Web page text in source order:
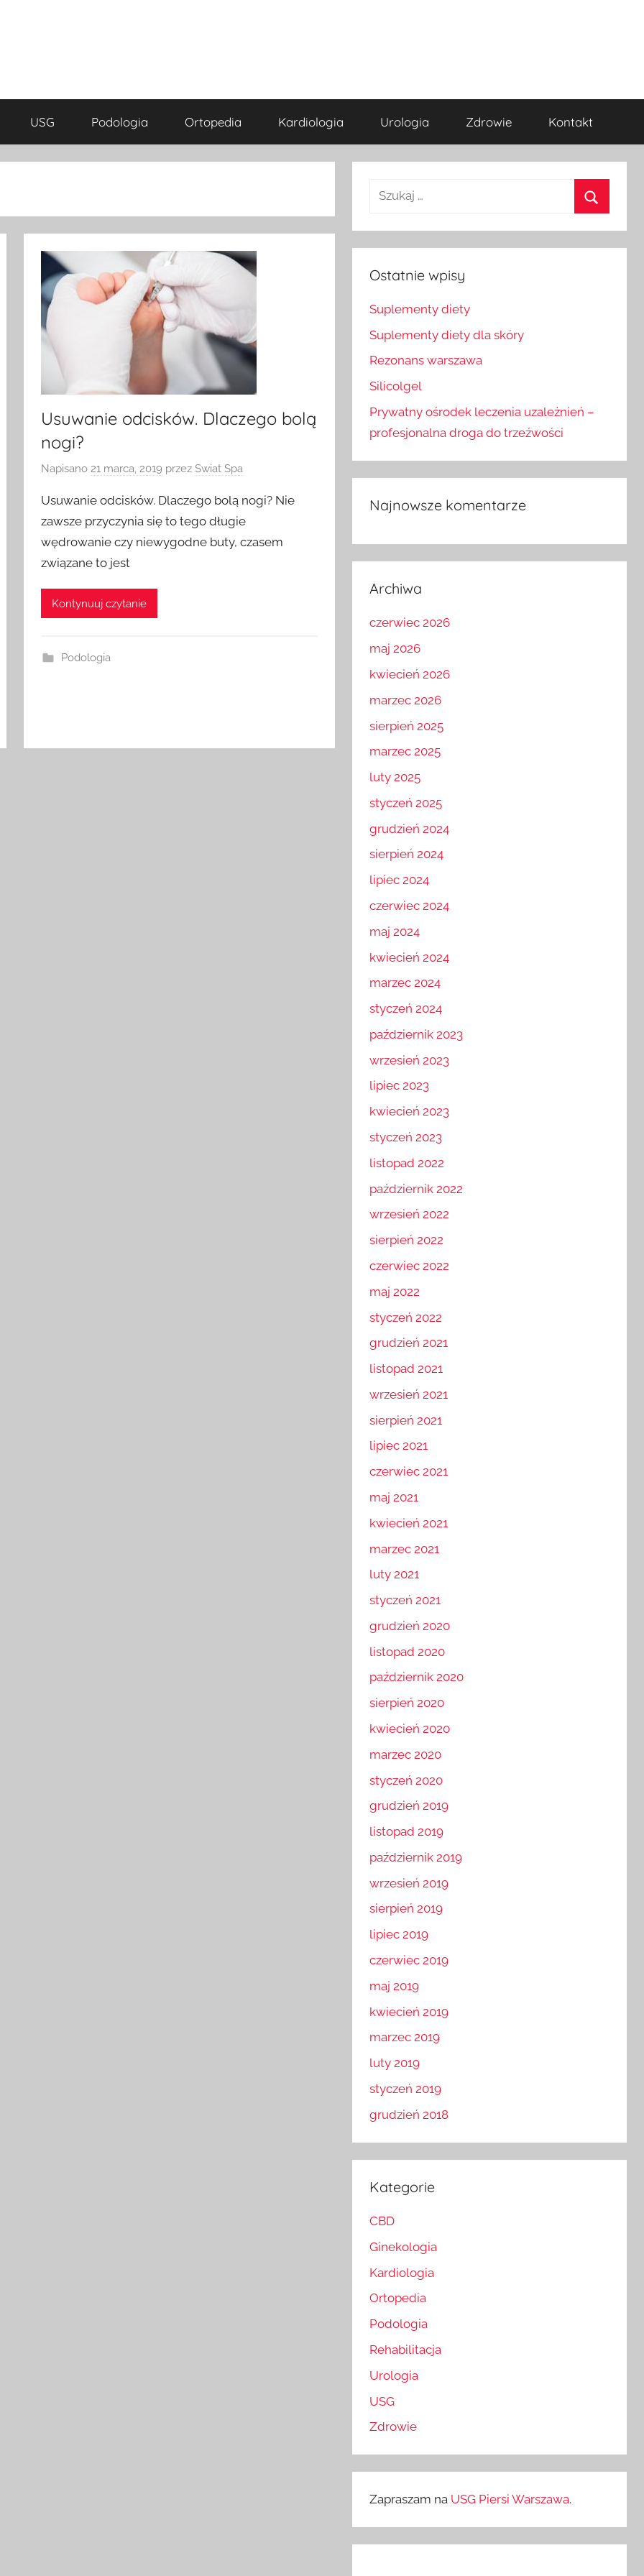
USG Podologia Ortopedia Kardiologia Urologia Zdrowie Kontakt
Usuwanie odcisków. Dlaczego bolą
nogi?
Napisano21 marca, 2019 przezSwiat Spa
Usuwanie odcisków. Dlaczego bolą nogi? Nie
zawsze przyczynia się to tego długie
wędrowanie czy niewygodne buty, czasem
związane to jest
Kontynuuj czytanie
Podologia
Szukaj
Ostatnie wpisy
Suplementy diety
Suplementy diety dla skóry
Rezonans warszawa
Silicolgel
Prywatny ośrodek leczenia uzależnień –
profesjonalna droga do trzeźwości
Najnowsze komentarze
Archiwa
czerwiec 2026
maj 2026
kwiecień 2026
marzec 2026
sierpień 2025
marzec 2025
luty 2025
styczeń 2025
grudzień 2024
sierpień 2024
lipiec 2024
czerwiec 2024
maj 2024
kwiecień 2024
marzec 2024
styczeń 2024
październik 2023
wrzesień 2023
lipiec 2023
kwiecień 2023
styczeń 2023
listopad 2022
październik 2022
wrzesień 2022
sierpień 2022
czerwiec 2022
maj 2022
styczeń 2022
grudzień 2021
listopad 2021
wrzesień 2021
sierpień 2021
lipiec 2021
czerwiec 2021
maj 2021
kwiecień 2021
marzec 2021
luty 2021
styczeń 2021
grudzień 2020
listopad 2020
październik 2020
sierpień 2020
kwiecień 2020
marzec 2020
styczeń 2020
grudzień 2019
listopad 2019
październik 2019
wrzesień 2019
sierpień 2019
lipiec 2019
czerwiec 2019
maj 2019
kwiecień 2019
marzec 2019
luty 2019
styczeń 2019
grudzień 2018
Kategorie
CBD
Ginekologia
Kardiologia
Ortopedia
Podologia
Rehabilitacja
Urologia
USG
Zdrowie
Zapraszam na USG Piersi Warszawa.